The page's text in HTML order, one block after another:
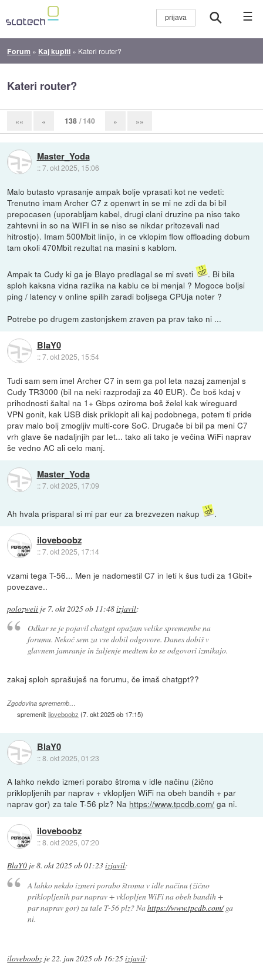
☰
Forum » Kaj kupiti » Kateri router?
Kateri router?
«« « 138 / 140 » »»
Master_Yoda
::7. okt 2025, 15:06
Malo butasto vprasanje ampak bolje vprasati kot ne vedeti:
Trenutno imam Archer C7 z openwrt in se mi ne zdi da bi bil
prepocasen (uporabljam kabel, drugi clani druzine pa niso tako
zahtevni in so na WIFI in se niso se nikdar pritozevali nad
hitrostjo). Imam 500Mbit linijo, in ce vklopim flow offloading dobum
tam okoli 470Mbit rezultat na masini s kablom.
Ampak ta Cudy ki ga je Blayo predlagal se mi sveti
. Bi bila
sploh kaksna vidna razlika na kablu ce bi menjal ? Mogoce boljsi
ping / latency v online spilih zaradi boljsega CPUja noter ?
Potrebe po drugem zastonjskem zraven pa prav tako ni ...
BlaY0
::7. okt 2025, 15:54
Tudi sam sem imel Archer C7 in sem ga pol leta nazaj zamenjal s
Cudy TR3000 (bil na neki razprodaji za 40 EUR). Če boš kdaj v
prihodnosti šaltal na 1+ Gbps oziroma boš želel kak wireguard
VPN gonit, kak USB disk priklopit ali kaj podobnega, potem ti pride
prav malo bolj zmogljiv multi-core SoC. Drugače bi bil pa meni C7
vrh glave še nadaljnjih par let... tako ali tako je večina WiFi naprav
še vedno AC ali celo manj.
Master_Yoda
::7. okt 2025, 17:09
Ah hvala prisparal si mi par eur za brezvezen nakup .
iloveboobz
::7. okt 2025, 17:14
vzami tega T-56... Men je nadomestil C7 in leti k šus tudi za 1Gbit+
povezave..
polozweii je 7. okt 2025 ob 11:48izjavil:
Odkar se je pojavil chatgpt opažam velike spremembe na
forumu. Nekoč sem za vse dobil odgovore. Danes dobiš v
glavnem jamranje in žaljenje medtem ko se odgovori izmikajo.
zakaj sploh sprašuješ na forumu, če imaš chatgpt??
Zgodovina sprememb…
spremenil:iloveboobz (7. okt 2025 ob 17:15)
BlaY0
::8. okt 2025, 01:23
A lahko nekdo izmeri porabo štroma v idle načinu (žično
priklopljenih par naprav + vklopljen WiFi na obeh bandih + par
naprav gor) za tale T-56 plz? Na https://www.tpcdb.com/ ga ni.
iloveboobz
::8. okt 2025, 07:20
BlaY0 je8. okt 2025 ob 01:23izjavil:
A lahko nekdo izmeri porabo štroma v idle načinu (žično
priklopljenih par naprav + vklopljen WiFi na obeh bandih +
par naprav gor) za tale T-56 plz? Nahttps://www.tpcdb.com/ga
ni.
iloveboobz je22. jan 2025 ob 16:25izjavil: